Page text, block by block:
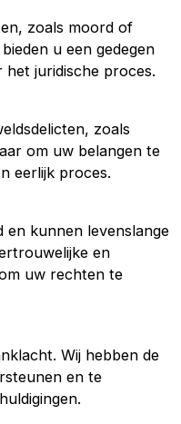
zoals moord of
u een gedegen
het juridische proces.
zoals
om uw belangen te
eerlijk proces.
en kunnen levenslange
en
uw rechten te
Wij hebben de
en te